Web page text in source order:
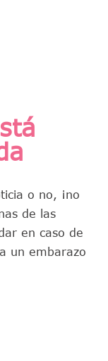
o no, ¡no
de las
en caso de
un embarazo